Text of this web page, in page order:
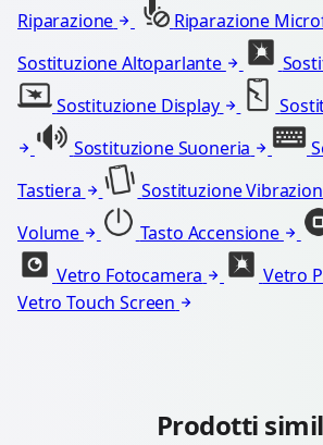
Riparazione
Riparazione
Sostituzione Altoparlante
Sostituzione Display
Sostituzione Suoneria
Tastiera
Sostituzione
Volume
Tasto Accensione
Vetro Fotocamera
Vetro
Vetro Touch Screen
Prodotti